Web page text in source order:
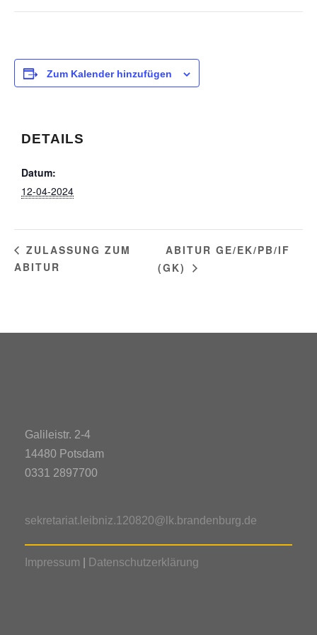
Zum Kalender hinzufügen
DETAILS
Datum:
12-04-2024
ZULASSUNG ZUM
ABITUR
ABITUR GE/EK/PB/IF
(GK)
Galileistr. 2-4
14480 Potsdam
0331 2897700
sekretariat.leibniz.120820@lk.brandenburg.de
Impressum Datenschutzerklärung